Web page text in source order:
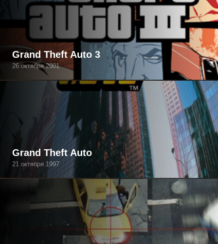
Grand Theft Auto 3
26 октября 2001
Grand Theft Auto
21 октября 1997